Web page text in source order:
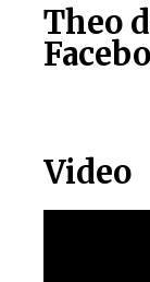
Theo
Video